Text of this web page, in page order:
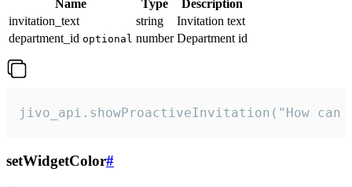
Name Type
Description
invitation_text
string
Invitation text
department_id optional number Department id
jivo_api.showProactiveInvitation("How
setWidgetColor#